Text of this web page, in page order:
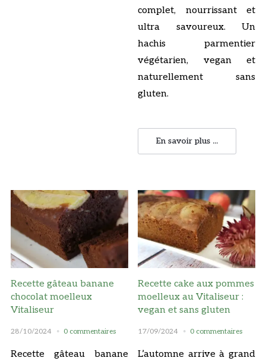
complet, nourrissant et
ultra savoureux. Un
hachis parmentier
végétarien, vegan et
naturellement sans
gluten.
En savoir plus ...
Recette gâteau banane
chocolat moelleux
Vitaliseur
28/10/2024 0 commentaires
Recette gâteau banane
Recette cake aux pommes
moelleux au Vitaliseur :
vegan et sans gluten
17/09/2024 0 commentaires
L’automne arrive à grand